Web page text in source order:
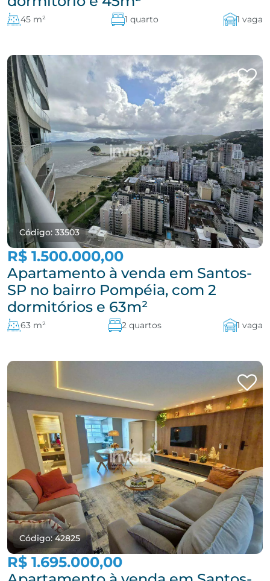
45 m² 1 quarto 1 vaga
Código: 33503
R$ 1.500.000,00
Apartamento à venda em Santos-
SP no bairro Pompéia, com 2
dormitórios e 63m²
63 m² 2 quartos 1 vaga
Código: 42825
R$ 1.695.000,00